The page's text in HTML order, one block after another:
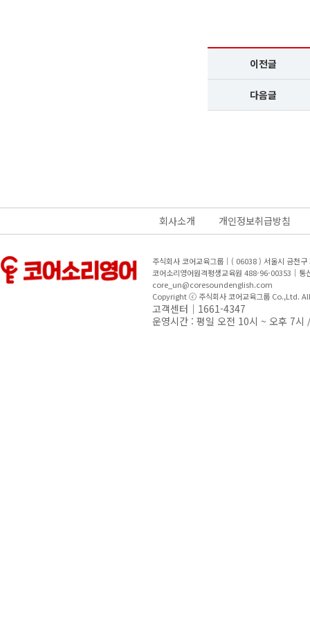
이전글
다음글
회사소개 개인정보취급방침
주식회사 코어교육그룹｜( 06038 ) 서울시 금천
코어소리영어원격평생교육원 488-96-00353｜
core_un@coresoundenglish.com
Copyright ⓒ 주식회사 코어교육그룹 Co.,Ltd.
고객센터｜1661-4347
운영시간 : 평일 오전 10시 ~ 오후 7